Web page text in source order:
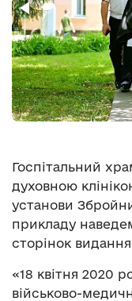
Госпітальний
духовною
установи
прикладу
сторінок
«18 квітня 2020
військово-